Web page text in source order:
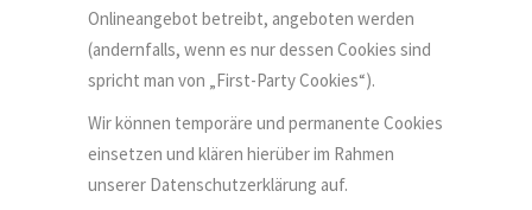
Onlineangebot betreibt, angeboten werden
(andernfalls, wenn es nur dessen Cookies sind
spricht man von „First-Party Cookies“).
Wir können temporäre und permanente Cookies
einsetzen und klären hierüber im Rahmen
unserer Datenschutzerklärung auf.